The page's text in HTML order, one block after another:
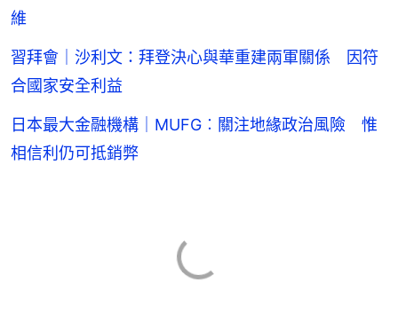
維
習拜會｜沙利文：拜登決心與華重建兩軍關係 因符
合國家安全利益
日本最大金融機構｜MUFG︰關注地緣政治風險 惟
相信利仍可抵銷弊